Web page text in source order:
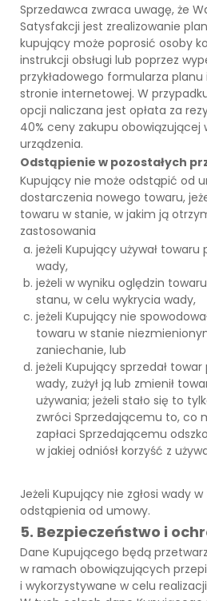
Sprzedawca zwraca uwagę, że
Satysfakcji jest zrealizowanie
kupujący może poprosić osoby
instrukcji obsługi lub poprzez
przykładowego formularza
stronie internetowej. W
opcji naliczana jest opłata za
40% ceny zakupu
urządzenia.
Odstąpienie w pozostałych
Kupujący nie może odstąpić od
dostarczenia nowego towaru,
towaru w stanie, w jakim ją
zastosowania
jeżeli Kupujący używał
wady,
jeżeli w wyniku oględzin
stanu, w celu wykrycia wady,
jeżeli Kupujący nie
towaru w stanie
zaniechanie, lub
jeżeli Kupujący sprzedał
wady, zużył ją lub zmienił
używania; jeżeli stało się to
zwróci Sprzedającemu to, co
zapłaci Sprzedającemu
w jakiej odniósł korzyść z
Jeżeli Kupujący nie zgłosi wady
odstąpienia od umowy.
5. Bezpieczeństwo i
Dane Kupującego będą
w ramach obowiązujących
i wykorzystywane w celu